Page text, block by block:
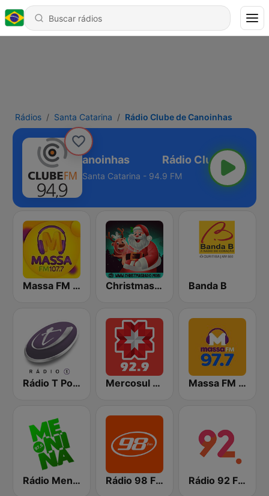
Rádios Santa Catarina Rádio Clube de Canoinhas
Clube de Canoinhas
Santa Catarina - 94.9 FM
Massa FM Baln. Camboriú, Brusque e Itajaí Christmas Radio Banda B
Rádio T Ponta Grossa Mercosul FM Curitiba Massa FM Florianápolis
Rádio Menina Blumenau Rádio 98 FM Curitiba Rádio 92 FM